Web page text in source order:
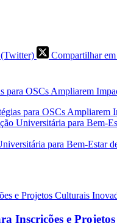
Compartilhar
para OSCs Ampliarem
Universitária para Bem-
Inscrições e